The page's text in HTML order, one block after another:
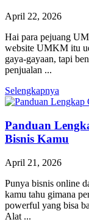
April 22, 2026
Hai para pejuang
website UMKM itu
gaya-gayaan, tapi
penjualan ...
Selengkapnya
Panduan
Bisnis Kamu
April 21, 2026
Punya bisnis online
kamu tahu gimana
powerful yang bisa
Alat ...